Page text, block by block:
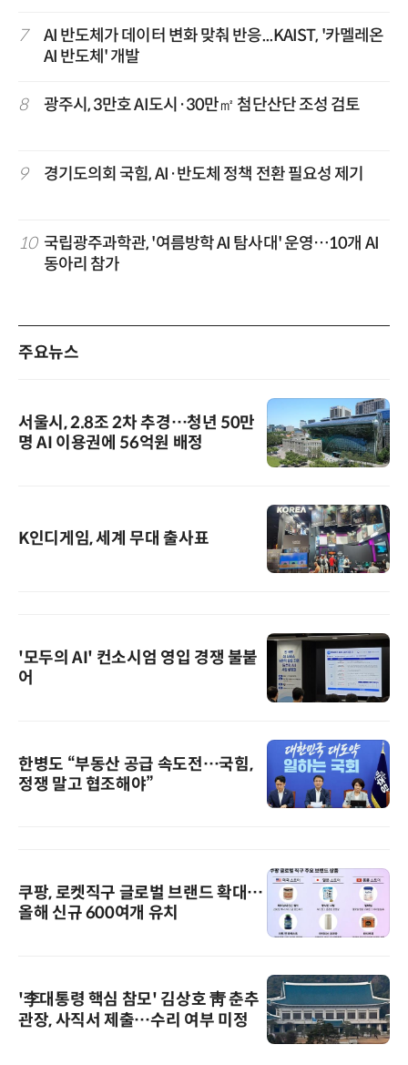
7
AI 반도체가 데이터 변화 맞춰 반응...KAIST, '카멜레온
AI 반도체' 개발
8 광주시, 3만호 AI도시·30만㎡ 첨단산단 조성 검토
9 경기도의회 국힘, AI·반도체 정책 전환 필요성 제기
10 국립광주과학관, '여름방학 AI 탐사대' 운영…10개 AI
동아리 참가
주요뉴스
서울시, 2.8조 2차 추경…청년 50만
명 AI 이용권에 56억원 배정
K인디게임, 세계 무대 출사표
'모두의 AI' 컨소시엄 영입 경쟁 불붙
어
한병도 “부동산 공급 속도전…국힘,
정쟁 말고 협조해야”
쿠팡, 로켓직구 글로벌 브랜드 확대…
올해 신규 600여개 유치
'李대통령 핵심 참모' 김상호 靑 춘추
관장, 사직서 제출…수리 여부 미정